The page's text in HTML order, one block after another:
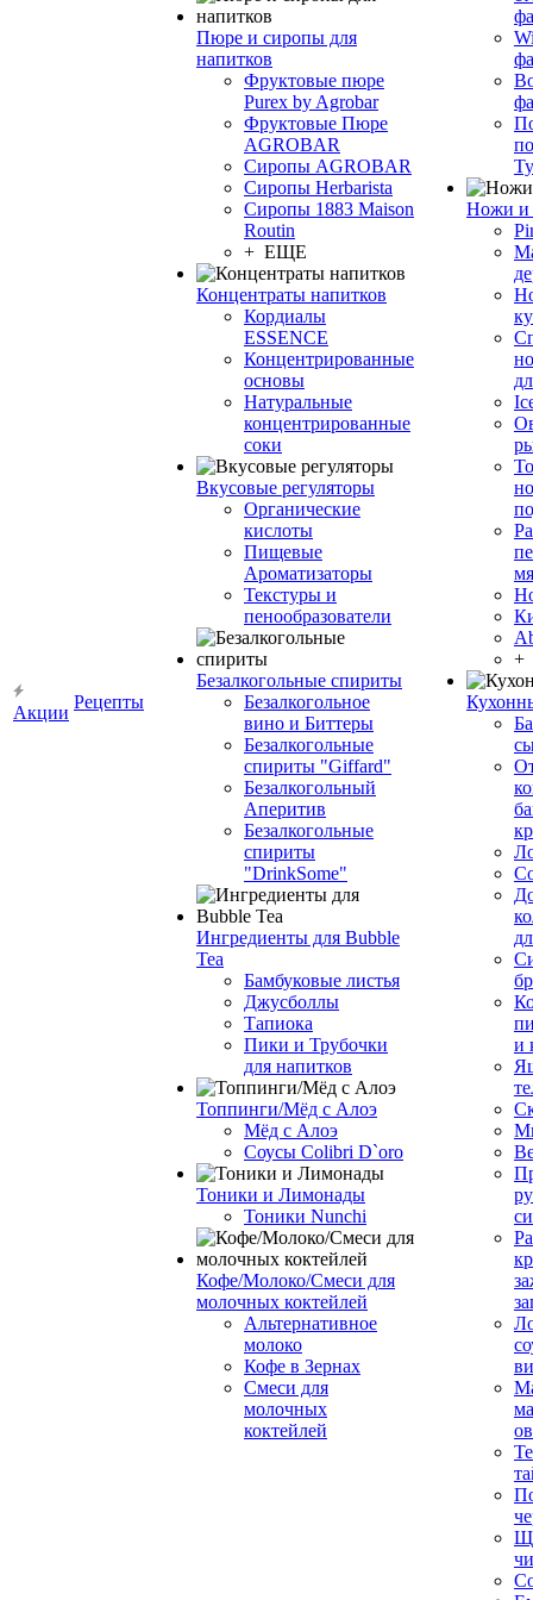
Акции
Рецепты
Пюре и сиропы для
напитков
Фруктовые пюре
Purex by Agrobar
Фруктовые Пюре
AGROBAR
Сиропы AGROBAR
Сиропы Herbarista
Сиропы 1883 Maison
Routin
+ ЕЩЕ
Концентраты напитков
Кордиалы
ESSENCE
Концентрированные
основы
Натуральные
концентрированные
соки
Вкусовые регуляторы
Органические
кислоты
Пищевые
Ароматизаторы
Текстуры и
пенообразователи
Безалкогольные спириты
Безалкогольное
вино и Биттеры
Безалкогольные
спириты "Giffard"
Безалкогольный
Аперитив
Безалкогольные
спириты
"DrinkSome"
Ингредиенты для Bubble
Tea
Бамбуковые листья
Джусболлы
Тапиока
Пики и Трубочки
для напитков
Топпинги/Мёд с Алоэ
Мёд с Алоэ
Соусы Colibri D`oro
Тоники и Лимонады
Тоники Nunchi
Кофе/Молоко/Смеси для
молочных коктейлей
Альтернативное
молоко
Кофе в Зернах
Смеси для
молочных
коктейлей
Ножи и
+
и